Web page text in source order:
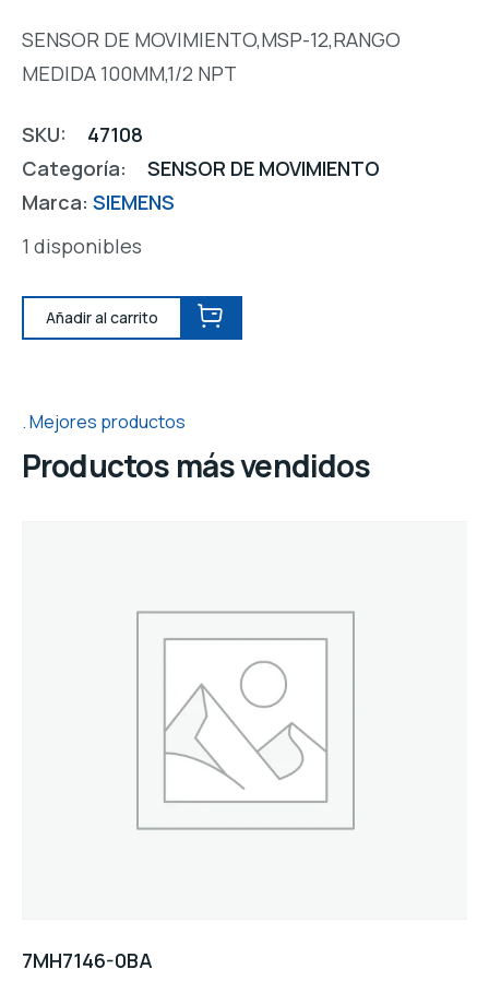
SENSOR DE MOVIMIENTO,MSP-12,RANGO
MEDIDA 100MM,1/2 NPT
SKU:
47108
Categoría:
SENSOR DE MOVIMIENTO
Marca: SIEMENS
1 disponibles
Añadir al carrito
Mejores productos
Productos más vendidos
7MH7146-0BA